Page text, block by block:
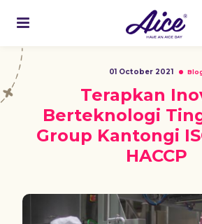
01 October 2021
Terapkan
Berteknologi
Group Kantongi
HACCP